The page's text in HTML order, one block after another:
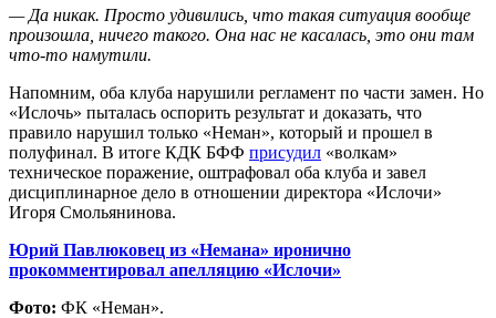
— Да никак. Просто удивились, что такая ситуация вообще
произошла, ничего такого. Она нас не касалась, это они там
что-то намутили.
Напомним, оба клуба нарушили регламент по части замен. Но
«Ислочь» пыталась оспорить результат и доказать, что
правило нарушил только «Неман», который и прошел в
полуфинал. В итоге КДК БФФ присудил «волкам»
техническое поражение, оштрафовал оба клуба и завел
дисциплинарное дело в отношении директора «Ислочи»
Игоря Смольянинова.
Юрий Павлюковец из «Немана» иронично
прокомментировал апелляцию «Ислочи»
Фото: ФК «Неман».